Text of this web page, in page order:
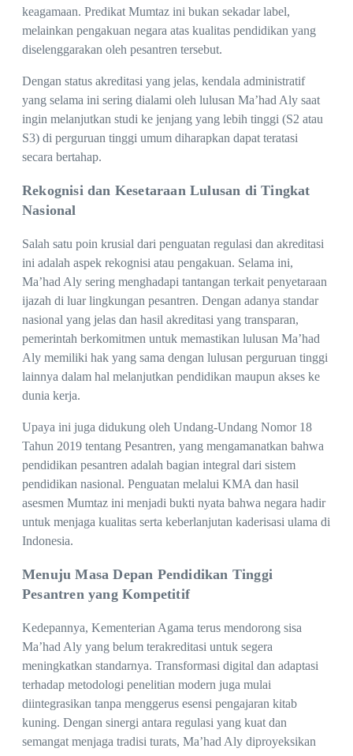
keagamaan. Predikat Mumtaz ini bukan sekadar label,
melainkan pengakuan negara atas kualitas pendidikan yang
diselenggarakan oleh pesantren tersebut.
Dengan status akreditasi yang jelas, kendala administratif
yang selama ini sering dialami oleh lulusan Ma’had Aly saat
ingin melanjutkan studi ke jenjang yang lebih tinggi (S2 atau
S3) di perguruan tinggi umum diharapkan dapat teratasi
secara bertahap.
Rekognisi dan Kesetaraan Lulusan di Tingkat
Nasional
Salah satu poin krusial dari penguatan regulasi dan akreditasi
ini adalah aspek rekognisi atau pengakuan. Selama ini,
Ma’had Aly sering menghadapi tantangan terkait penyetaraan
ijazah di luar lingkungan pesantren. Dengan adanya standar
nasional yang jelas dan hasil akreditasi yang transparan,
pemerintah berkomitmen untuk memastikan lulusan Ma’had
Aly memiliki hak yang sama dengan lulusan perguruan tinggi
lainnya dalam hal melanjutkan pendidikan maupun akses ke
dunia kerja.
Upaya ini juga didukung oleh Undang-Undang Nomor 18
Tahun 2019 tentang Pesantren, yang mengamanatkan bahwa
pendidikan pesantren adalah bagian integral dari sistem
pendidikan nasional. Penguatan melalui KMA dan hasil
asesmen Mumtaz ini menjadi bukti nyata bahwa negara hadir
untuk menjaga kualitas serta keberlanjutan kaderisasi ulama di
Indonesia.
Menuju Masa Depan Pendidikan Tinggi
Pesantren yang Kompetitif
Kedepannya, Kementerian Agama terus mendorong sisa
Ma’had Aly yang belum terakreditasi untuk segera
meningkatkan standarnya. Transformasi digital dan adaptasi
terhadap metodologi penelitian modern juga mulai
diintegrasikan tanpa menggerus esensi pengajaran kitab
kuning. Dengan sinergi antara regulasi yang kuat dan
semangat menjaga tradisi turats, Ma’had Aly diproyeksikan